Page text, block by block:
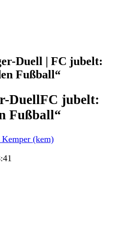
Duell | FC jubelt:
Fußball“
DuellFC jubelt:
Fußball“
Kemper (kem)